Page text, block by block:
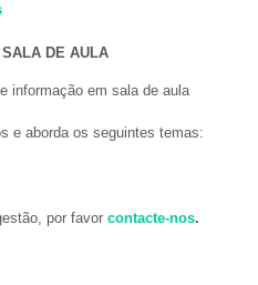
DE AULA
informação em sala de aula
e aborda os seguintes temas:
por favor contacte-nos.